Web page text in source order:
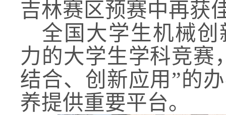
吉林赛区预赛中再获
全国大学生机械
力的大学生学科竞赛
结合、创新应用”的
养提供重要平台。